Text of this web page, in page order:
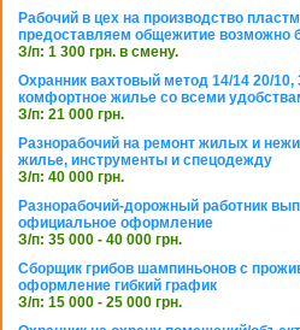
Рабочий в цех на производство
предоставляем общежитие возможно
З/п: 1 300 грн. в смену.
Охранник вахтовый метод 14/14 20/10,
комфортное жилье со всеми
З/п: 21 000 грн.
Разнорабочий на ремонт жилых и
жилье, инструменты и спецодежду
З/п: 40 000 грн.
Разнорабочий-дорожный работник
официальное оформление
З/п: 35 000 - 40 000 грн.
Сборщик грибов шампиньонов с
оформление гибкий график
З/п: 15 000 - 25 000 грн.